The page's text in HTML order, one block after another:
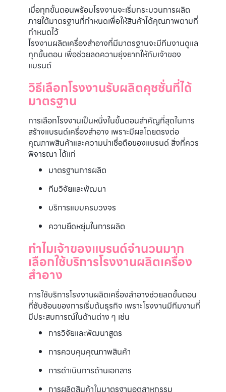
เมื่อทุกขั้นตอนพร้อมโรงงานจะเริ่มกระบวนการผลิต
ภายใต้มาตรฐานที่กำหนดเพื่อให้สินค้าได้คุณภาพตามที่
กำหนดไว้
โรงงานผลิตเครื่องสำอางที่มีมาตรฐานจะมีทีมงานดูแล
ทุกขั้นตอน เพื่อช่วยลดความยุ่งยากให้กับเจ้าของ
แบรนด์
วิธีเลือกโรงงานรับผลิตคุชชั่นที่ได้
มาตรฐาน
การเลือกโรงงานเป็นหนึ่งในขั้นตอนสำคัญที่สุดในการ
สร้างแบรนด์เครื่องสำอาง เพราะมีผลโดยตรงต่อ
คุณภาพสินค้าและความน่าเชื่อถือของแบรนด์ สิ่งที่ควร
พิจารณา ได้แก่
มาตรฐานการผลิต
ทีมวิจัยและพัฒนา
บริการแบบครบวงจร
ความยืดหยุ่นในการผลิต
ทำไมเจ้าของแบรนด์จำนวนมาก
เลือกใช้บริการโรงงานผลิตเครื่อง
สำอาง
การใช้บริการโรงงานผลิตเครื่องสำอางช่วยลดขั้นตอน
ที่ซับซ้อนของการเริ่มต้นธุรกิจ เพราะโรงงานมีทีมงานที่
มีประสบการณ์ในด้านต่าง ๆ เช่น
การวิจัยและพัฒนาสูตร
การควบคุมคุณภาพสินค้า
การดำเนินการด้านเอกสาร
การผลิตสินค้าในมาตรฐานอุตสาหกรรม